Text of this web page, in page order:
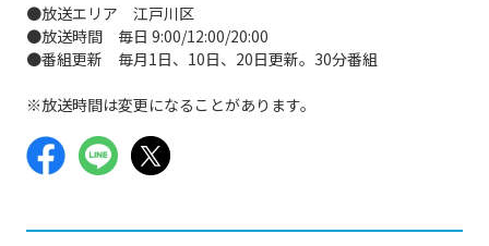
●放送エリア 江戸川区
●放送時間 毎日 9:00/12:00/20:00
●番組更新 毎月1日、10日、20日更新。30分番組
※放送時間は変更になることがあります。